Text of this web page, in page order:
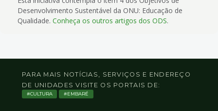
Desenvolvimento Sustentável da ONU: Educação de
Qualidade. Conheça os outros artigos dos ODS.
PARA MAIS NOTÍCIAS, SERVIÇOS E ENDEREÇO
DE UNIDADES VISITE OS PORTAIS DE:
CULTURA EMBARÉ